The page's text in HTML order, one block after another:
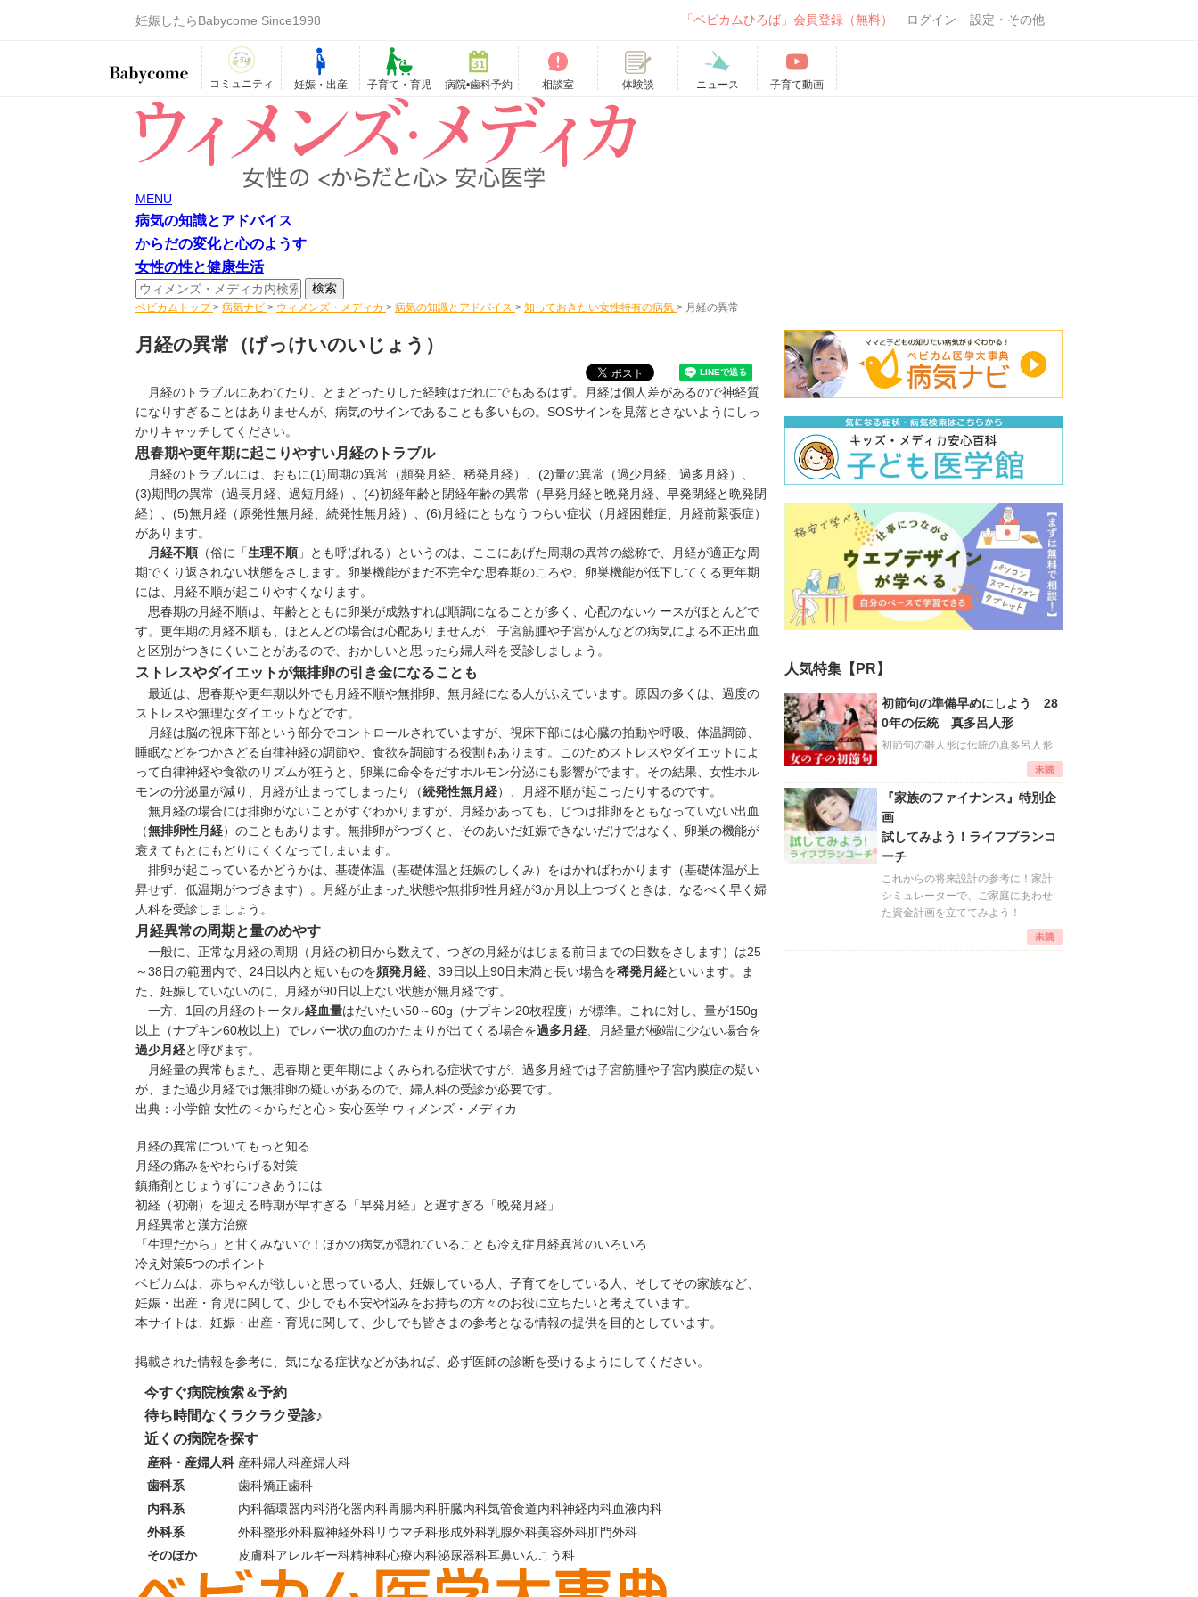
妊娠したらBabycome Since1998 「ベビカムひろば」会員登録（無料） ログイン 設定・その他
コミュニティ 妊娠・出産 子育て・育児 病院•歯科予約 相談室 体験談 ニュース 子育て動画
MENU
病気の知識とアドバイス
からだの変化と心のようす
女性の性と健康生活
ベビカムトップ > 病気ナビ > ウィメンズ・メディカ > 病気の知識とアドバイス > 知っておきたい女性特有の病気 > 月経の異常
月経の異常 （げっけいのいじょう）
月経のトラブルにあわてたり、とまどったりした経験はだれにでもあるはず。月経は個人差があるので神経質
になりすぎることはありませんが、病気のサインであることも多いもの。SOSサインを見落とさないようにしっ
かりキャッチしてください。
思春期や更年期に起こりやすい月経のトラブル
月経のトラブルには、おもに(1)周期の異常（頻発月経、 稀発月経）、 (2)量の異常（過少月経、 過多月経）、
(3)期間の異常（過長月経、 過短月経）、 (4)初経年齢と閉経年齢の異常（早発月経と晩発月経、 早発閉経と晩発閉
経）、 (5)無月経（原発性無月経、 続発性無月経）、 (6)月経にともなうつらい症状（ 月経困難症、 月経前緊張症）
があります。
月経不順 （俗に「生理不順 」とも呼ばれる）というのは、ここにあげた周期の異常の総称で、月経が適正な周
期でくり返されない状態をさします。卵巣機能がまだ不完全な思春期のころや、卵巣機能が低下してくる更年期
には、月経不順が起こりやすくなります。
思春期の月経不順は、年齢とともに卵巣が成熟すれば順調になることが多く、心配のないケースがほとんどで
す。更年期の月経不順も、ほとんどの場合は心配ありませんが、 子宮筋腫や子宮がんなどの病気による不正出血
と区別がつきにくいことがあるので、おかしいと思ったら婦人科を受診しましょう。
ストレスやダイエットが無排卵の引き金になることも
最近は、思春期や更年期以外でも月経不順や無排卵、無月経になる人がふえています。原因の多くは、過度の
ストレスや無理なダイエットなどです。
月経は脳の視床下部という部分でコントロールされていますが、視床下部には心臓の拍動や呼吸、体温調節、
睡眠などをつかさどる自律神経の調節や、食欲を調節する役割もあります。このためストレスやダイエットによ
って自律神経や食欲のリズムが狂うと、卵巣に命令をだすホルモン分泌にも影響がでます。その結果、女性ホル
モンの分泌量が減り、月経が止まってしまったり（続発性無月経）、月経不順が起こったりするのです。
無月経の場合には排卵がないことがすぐわかりますが、月経があっても、じつは排卵をともなっていない出血
（無排卵性月経）のこともあります。無排卵がつづくと、そのあいだ妊娠できないだけではなく、卵巣の機能が
衰えてもとにもどりにくくなってしまいます。
排卵が起こっているかどうかは、基礎体温（基礎体温と妊娠のしくみ）をはかればわかります（基礎体温が上
昇せず、低温期がつづきます）。月経が止まった状態や無排卵性月経が3か月以上つづくときは、なるべく早く婦
人科を受診しましょう。
月経異常の周期と量のめやす
一般に、正常な月経の周期（月経の初日から数えて、つぎの月経がはじまる前日までの日数をさします）は25
～38日の範囲内で、24日以内と短いものを頻発月経、39日以上90日未満と長い場合を稀発月経といいます。ま
た、妊娠していないのに、月経が90日以上ない状態が無月経です。
一方、1回の月経のトータル経血量はだいたい50～60g（ナプキン20枚程度）が標準。これに対し、量が150g
以上（ナプキン60枚以上）でレバー状の血のかたまりが出てくる場合を過多月経、月経量が極端に少ない場合を
過少月経と呼びます。
月経量の異常もまた、思春期と更年期によくみられる症状ですが、過多月経では子宮筋腫や子宮内膜症の疑い
が、また過少月経では無排卵の疑いがあるので、婦人科の受診が必要です。
出典： 小学館 女性の＜からだと心＞安心医学 ウィメンズ・メディカ
月経の異常についてもっと知る
月経の痛みをやわらげる対策
鎮痛剤とじょうずにつきあうには
初経（初潮）を迎える時期が早すぎる「早発月経」と遅すぎる「晩発月経」
月経異常と漢方治療
「生理だから」と甘くみないで！ほかの病気が隠れていることも冷え症月経異常のいろいろ
冷え対策5つのポイント
ベビカムは、赤ちゃんが欲しいと思っている人、妊娠している人、子育てをしている人、そしてその家族など、
妊娠・出産・育児に関して、少しでも不安や悩みをお持ちの方々のお役に立ちたいと考えています。
本サイトは、妊娠・出産・育児に関して、少しでも皆さまの参考となる情報の提供を目的としています。
掲載された情報を参考に、気になる症状などがあれば、必ず医師の診断を受けるようにしてください。
今すぐ病院検索＆予約
待ち時間なくラクラク受診♪
近くの病院を探す
産科・産婦人科 産科婦人科産婦人科
歯科系
歯科矯正歯科
内科系
内科循環器内科消化器内科胃腸内科肝臓内科気管食道内科神経内科血液内科
外科系
外科整形外科脳神経外科リウマチ科形成外科乳腺外科美容外科肛門外科
そのほか
皮膚科アレルギー科精神科心療内科泌尿器科耳鼻いんこう科
人気特集【PR】
初節句の準備早めにしよう 28
0年の伝統 真多呂人形
初節句の雛人形は伝統の真多呂人形
『家族のファイナンス』特別企
画
試してみよう！ライフプランコ
ーチ
これからの将来設計の参考に！家計
シミュレーターで、ご家庭にあわせ
た資金計画を立ててみよう！